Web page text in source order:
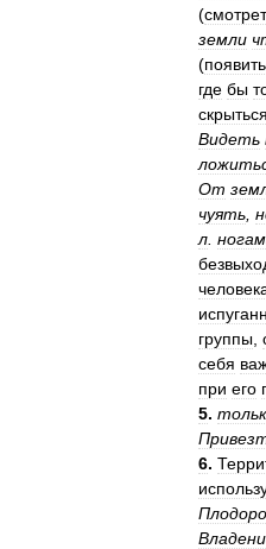
(
земли
(
где бы
скрыться
Видеть
От
чуять
л
группы
себя
при его
5.
6.